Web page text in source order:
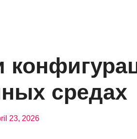
средах
23, 2026